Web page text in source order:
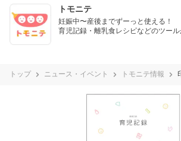
トモニテ
妊娠中〜産後までずーっと使える！
育児記録・離乳食レシピなどのツール
トップ ニュース・イベント トモニテ情報